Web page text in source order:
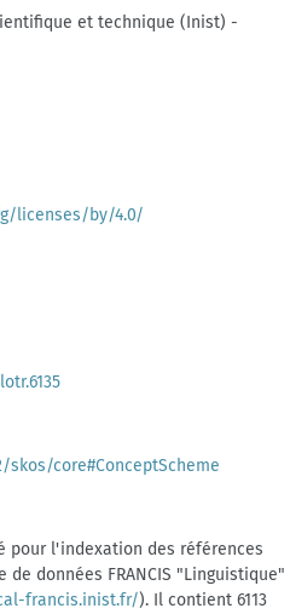
et technique (Inist) -
licenses/by/4.0/
core#ConceptScheme
pour l'indexation des références
données FRANCIS "Linguistique"
francis.inist.fr/). Il contient 6113